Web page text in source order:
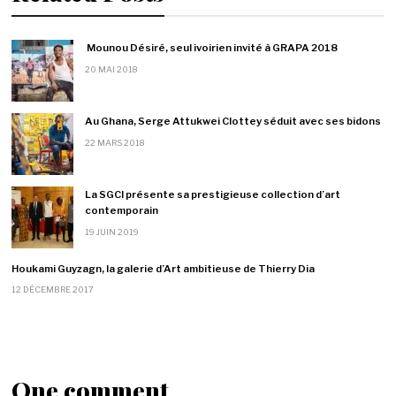
Mounou Désiré, seul ivoirien invité à GRAPA 2018
20 MAI 2018
Au Ghana, Serge Attukwei Clottey séduit avec ses bidons
22 MARS 2018
La SGCI présente sa prestigieuse collection d’art
contemporain
19 JUIN 2019
Houkami Guyzagn, la galerie d’Art ambitieuse de Thierry Dia
12 DÉCEMBRE 2017